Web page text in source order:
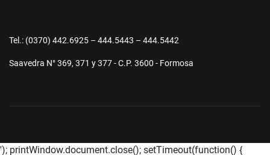
Tel.: (0370) 442.6925 – 444.5443 – 444.5442
Saavedra N° 369, 371 y 377 - C.P. 3600 - Formosa
'); printWindow.document.close(); setTimeout(function() {